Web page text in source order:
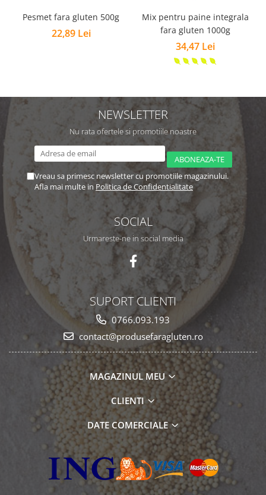
Pesmet fara gluten 500g
22,89 Lei
Mix pentru paine integrala
fara gluten 1000g
34,47 Lei
NEWSLETTER
Nu rata ofertele si promotiile noastre
Vreau sa primesc newsletter cu promotiile magazinului.
Afla mai multe in Politica de Confidentialitate
SOCIAL
Urmareste-ne in social media
SUPORT CLIENTI
0766.093.193
contact@produsefaragluten.ro
MAGAZINUL MEU
CLIENTI
DATE COMERCIALE